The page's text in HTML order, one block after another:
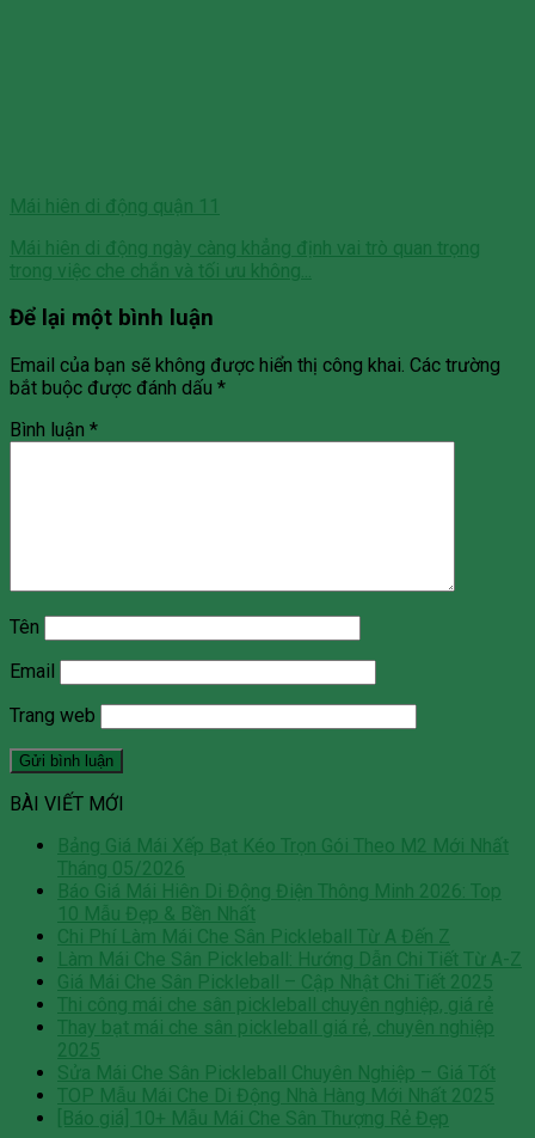
Mái hiên di động quận 11
Mái hiên di động ngày càng khẳng định vai trò quan trọng
trong việc che chắn và tối ưu không...
Để lại một bình luận
Email của bạn sẽ không được hiển thị công khai. Các trường
bắt buộc được đánh dấu *
Bình luận *
Tên
Email
Trang web
BÀI VIẾT MỚI
Bảng Giá Mái Xếp Bạt Kéo Trọn Gói Theo M2 Mới Nhất
Tháng 05/2026
Báo Giá Mái Hiên Di Động Điện Thông Minh 2026: Top
10 Mẫu Đẹp & Bền Nhất
Chi Phí Làm Mái Che Sân Pickleball Từ A Đến Z
Làm Mái Che Sân Pickleball: Hướng Dẫn Chi Tiết Từ A-Z
Giá Mái Che Sân Pickleball – Cập Nhật Chi Tiết 2025
Thi công mái che sân pickleball chuyên nghiệp, giá rẻ
Thay bạt mái che sân pickleball giá rẻ, chuyên nghiệp
2025
Sửa Mái Che Sân Pickleball Chuyên Nghiệp – Giá Tốt
TOP Mẫu Mái Che Di Động Nhà Hàng Mới Nhất 2025
[Báo giá] 10+ Mẫu Mái Che Sân Thượng Rẻ Đẹp